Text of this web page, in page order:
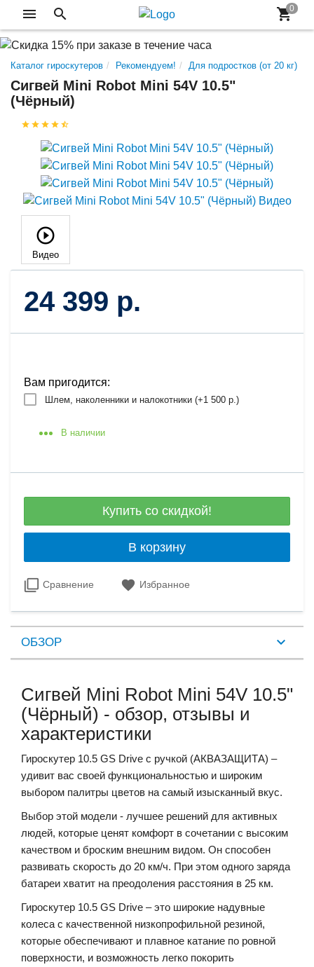
Каталог гироскутеров Рекомендуем! Для подростков (от 20 кг)
Сигвей Mini Robot Mini 54V 10.5"
(Чёрный)
Видео
24 399 р.
Вам пригодится:
Шлем, наколенники и налокотники (+1 500 р.)
В наличии
Купить со скидкой!
В корзину
Сравнение Избранное
ОБЗОР
Сигвей Mini Robot Mini 54V 10.5"
(Чёрный) - обзор, отзывы и
характеристики
Гироскутер 10.5 GS Drive с ручкой (АКВАЗАЩИТА) –
удивит вас своей функциональностью и широким
выбором палитры цветов на самый изысканный вкус.
Выбор этой модели - лучшее решений для активных
людей, которые ценят комфорт в сочетании с высоким
качеством и броским внешним видом. Он способен
развивать скорость до 20 км/ч. При этом одного заряда
батареи хватит на преодоления расстояния в 25 км.
Гироскутер 10.5 GS Drive – это широкие надувные
колеса с качественной низкопрофильной резиной,
которые обеспечивают и плавное катание по ровной
поверхности, и возможность легко покорить